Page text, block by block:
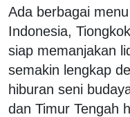
Ada berbagai
Indonesia,
siap memanjakan
semakin lengkap
hiburan seni
dan Timur Tengah